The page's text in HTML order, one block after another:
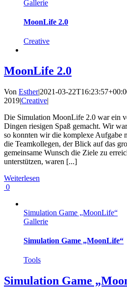
Gallerie
MoonLife 2.0
Creative
MoonLife 2.0
Von Esther|2021-03-
2019|Creative|
Die Simulation MoonLife 2.0 war ein
Dingen riesigen Spaß gemacht. Wir
so konnten wir die komplexe Aufgabe
die Teamkollegen, der Blick auf das
gemeinsame Wunsch die Ziele zu
unterstützen, waren [...]
Weiterlesen
0
Simulation Game „MoonLife“
Gallerie
Simulation Game „MoonLife“
Tools
Simulation Game